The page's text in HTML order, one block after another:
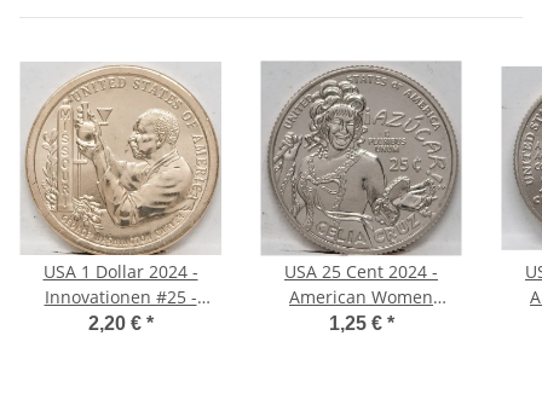
USA 1 Dollar 2024 -
Innovationen #25 -
George W. Carver -
2,20 € *
USA 25 Cent 2024 -
American Women
Quarter #9 - Celia Cruz -
1,25 € *